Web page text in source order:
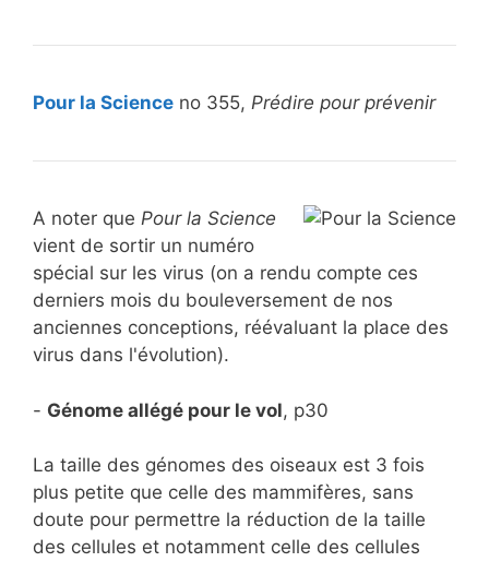
Pour la Science no 355, Prédire pour prévenir
A noter que Pour la Science
vient de sortir un numéro
spécial sur les virus (on a rendu compte ces
derniers mois du bouleversement de nos
anciennes conceptions, réévaluant la place des
virus dans l'évolution).
- Génome allégé pour le vol, p30
La taille des génomes des oiseaux est 3 fois
plus petite que celle des mammifères, sans
doute pour permettre la réduction de la taille
des cellules et notamment celle des cellules